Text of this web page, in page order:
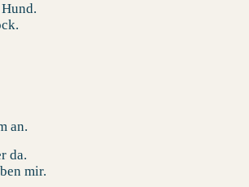
an.
da.
mir.